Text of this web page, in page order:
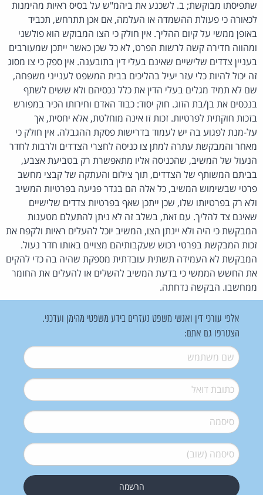
שתפיסתו מבוקשת; ב. לשכנע את ביהמ"ש על בסיס ראיות מהימנות
לכאורה כי פעולת ההשמדה או העלמה, אם אכן תתרחש, תכביד
באופן ממשי על קיום ההליך. אין חולק כי הצו המבוקש הוא פולשני
ומהווה חדירה קשה לרשות הפרט, לא כל שכן כאשר ייתכן שמעורבים
בעניין צדדים שלישיים שאינם בעלי דין בתובענה. אין ספק כי צו מסוג
זה יכול להיות כלי עזר יעיל בהליכים בבית המשפט לענייני משפחה,
שם לא תמיד מגלים בעלי הדין את כלל נכסיהם ולא ששים לשתף
בנכסים את בן/בת הזוג. חוק יסוד: כבוד האדם וחירותו הכיר במפורש
בזכות חוקתית לפרטיות. זכות זו אינה מוחלטת, אלא יחסית, אך
על-מנת לפגוע בה יש לעמוד בדרישות פסקת ההגבלה. אין חולק כי
מאחר והמבקשת עתרה למתן צו כניסה לחצרי הצדדים ולרבות לחדר
הנעול של המשיב, שהכניסה אליו מתאפשרת רק בטביעת אצבע,
בביתם המשותף של הצדדים, תוך צילום והעתקה של קבצי מחשב
פרטי שבשימוש המשיב, כל אלה הם בגדר פגיעה בפרטיות המשיב
ולא רק בפרטיותו שלו, שכן ייתכן שאף בפרטיות צדדים שלישיים
שאינם צד להליך. עם זאת, בשלב זה לא ניתן להתעלם מטענות
המבקשת כי היה ולא יינתן הצו, המשיב יוכל להעלים ראיות ולקפח את
זכות המבקשת בפרטי רכוש שעקבותיהם מצויים באותו חדר נעול.
המבקשת לא העמידה תשתית עובדתית מספקת שהיה בה כדי להקים
את החשש הממשי כי בדעת המשיב להשלים או להעלים את החומר
ממחשבו. הבקשה נדחתה.
אלפי עורכי דין ואנשי משפט נעזרים בידע משפטי מהימן ועדכני.
הצטרפו גם אתם:
שם משתמש*
דואל*
סיסמה*
סיסמה (שוב)*